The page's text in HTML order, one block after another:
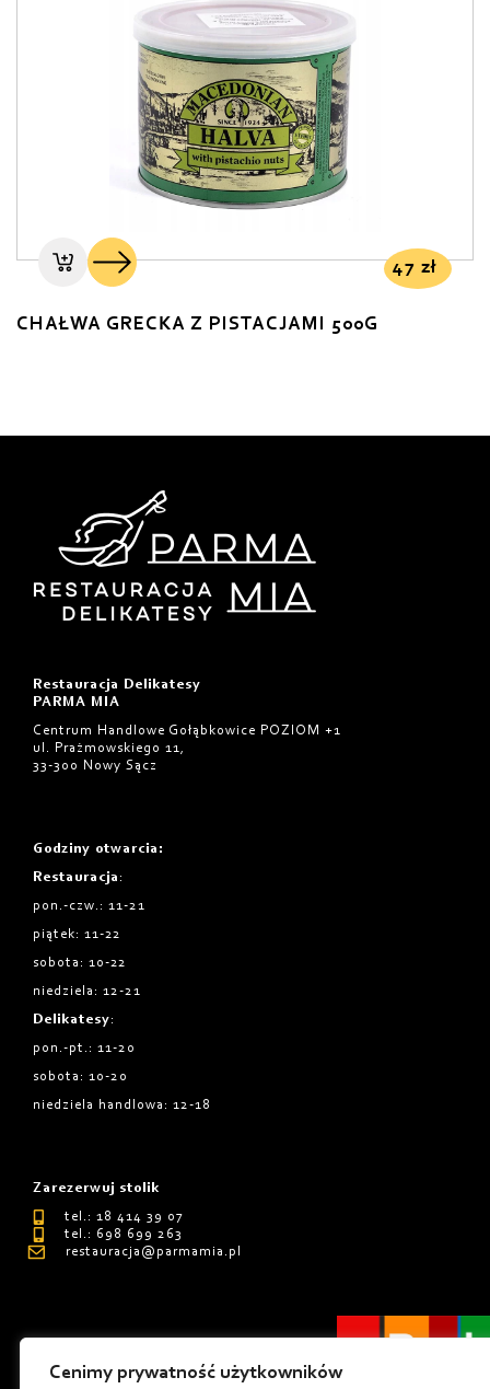
Cenimy prywatność użytkowników
47 zł
CHAŁWA GRECKA Z PISTACJAMI 500G
Restauracja Delikatesy
PARMA MIA
Centrum Handlowe Gołąbkowice POZIOM +1
ul. Prażmowskiego 11,
33-300 Nowy Sącz
Godziny otwarcia :
Restauracja :
pon.-czw.: 11-21
piątek: 11-22
sobota: 10-22
niedziela: 12-21
Delikatesy:
pon.-pt.: 11-20
sobota: 10-20
niedziela handlowa: 12-18
Zarezerwuj stolik
tel.: 18 414 39 07
tel.: 698 699 263
restauracja@parmamia.pl